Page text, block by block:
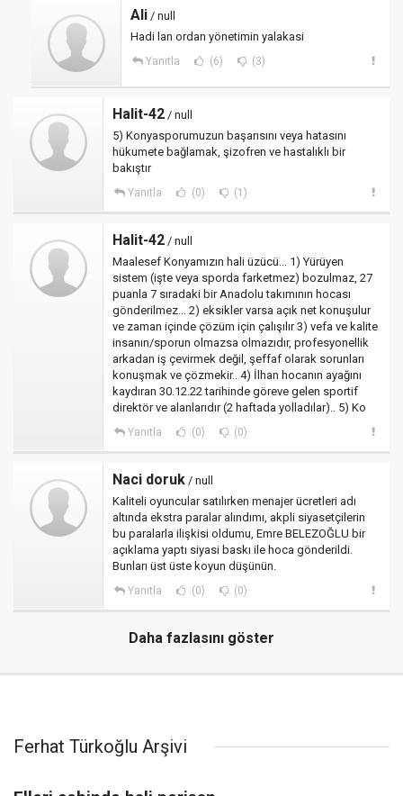
Ali / null
Hadi lan ordan yönetimin yalakasi
Yanıtla (6) (3)
Halit-42 / null
5) Konyasporumuzun başarısını veya hatasını
hükumete bağlamak, şizofren ve hastalıklı bir
bakıştır
Yanıtla (0) (1)
Halit-42 / null
Maalesef Konyamızın hali üzücü... 1) Yürüyen
sistem (işte veya sporda farketmez) bozulmaz, 27
puanla 7 sıradaki bir Anadolu takımının hocası
gönderilmez... 2) eksikler varsa açık net konuşulur
ve zaman içinde çözüm için çalışılır 3) vefa ve kalite
insanın/sporun olmazsa olmazıdır, profesyonellik
arkadan iş çevirmek değil, şeffaf olarak sorunları
konuşmak ve çözmekir.. 4) İlhan hocanın ayağını
kaydıran 30.12.22 tarihinde göreve gelen sportif
direktör ve alanlarıdır (2 haftada yolladılar).. 5) Ko
Yanıtla (0) (0)
Naci doruk / null
Kaliteli oyuncular satılırken menajer ücretleri adı
altında ekstra paralar alındımı, akpli siyasetçilerin
bu paralarla ilişkisi oldumu, Emre BELEZOĞLU bir
açıklama yaptı siyasi baskı ile hoca gönderildi.
Bunları üst üste koyun düşünün.
Yanıtla (0) (0)
Daha fazlasını göster
Ferhat Türkoğlu Arşivi